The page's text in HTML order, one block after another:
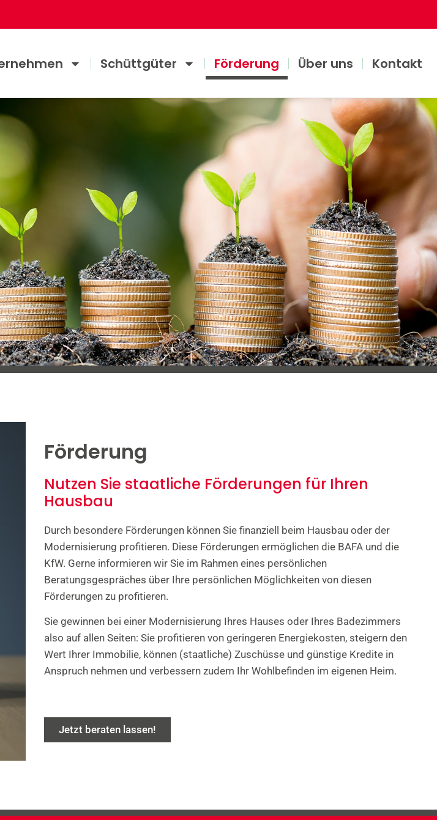
Schüttgüter Förderung Über uns Kontakt
Förderung
Nutzen Sie staatliche Förderungen für Ihren
Hausbau
Durch besondere Förderungen können Sie finanziell beim Hausbau oder der
Modernisierung profitieren. Diese Förderungen ermöglichen die BAFA und die
KfW. Gerne informieren wir Sie im Rahmen eines persönlichen
Beratungsgespräches über Ihre persönlichen Möglichkeiten von diesen
Förderungen zu profitieren.
Sie gewinnen bei einer Modernisierung Ihres Hauses oder Ihres Badezimmers
also auf allen Seiten: Sie profitieren von geringeren Energiekosten, steigern den
Wert Ihrer Immobilie, können (staatliche) Zuschüsse und günstige Kredite in
Anspruch nehmen und verbessern zudem Ihr Wohlbefinden im eigenen Heim.
Jetzt beraten lassen!